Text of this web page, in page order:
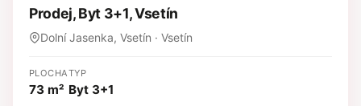
Prodej, Byt 3+1, Vsetín
Dolní Jasenka, Vsetín · Vsetín
PLOCHA
73 m²
TYP
Byt 3+1